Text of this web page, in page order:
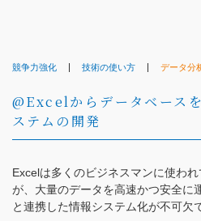
西日暮里AC
（受付時間：9:00
競争力強化 技術の使い方 データ分
@Excelからデータベース
ステムの開発
Excelは多くのビジネスマンに使わ
が、大量のデータを高速かつ安全に
と連携した情報システム化が不可欠